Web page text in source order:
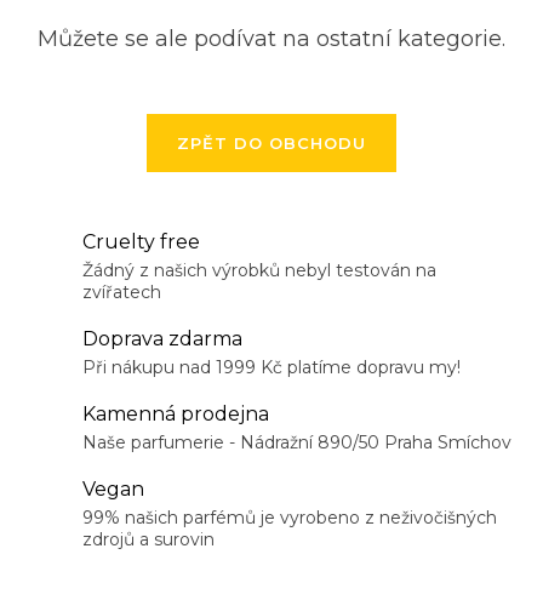
Můžete se ale podívat na ostatní kategorie.
ZPĚT DO OBCHODU
Cruelty free
Žádný z našich výrobků nebyl testován na
zvířatech
Doprava zdarma
Při nákupu nad 1999 Kč platíme dopravu my!
Kamenná prodejna
Naše parfumerie - Nádražní 890/50 Praha Smíchov
Vegan
99% našich parfémů je vyrobeno z neživočišných
zdrojů a surovin